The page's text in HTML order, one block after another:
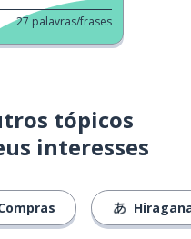
27 palavras/frases
tópicos
interesses